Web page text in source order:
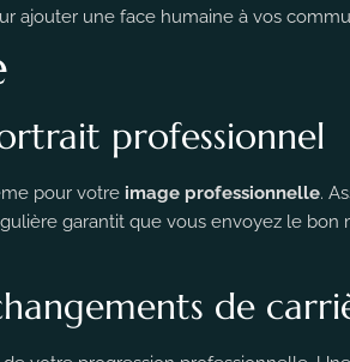
ajouter une face humaine à vos
professionnel
pour votre image professionnelle.
garantit que vous envoyez le
de